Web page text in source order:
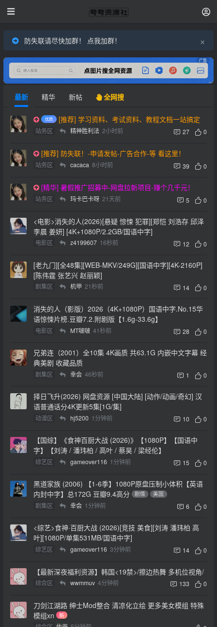
防失联请尽快加群！ 点我加群！ ×
广告
最新 精华 新帖 全网搜
[推荐] 学习资料、考试资料、教程文档一站搞定
站务区 精神胜利法 2小时前 27 0
[推荐] 防失联！-申请发帖-广告合作-等 看这里！
站务区 cacaca 8小时前 39 0
[精华] 暑假推广招募中-网盘拉新项目-赚个几千元！
站务区 玛卡巴卡呀 21天前 5 0
<电影>消失的人(2026)[悬疑 惊悚 犯罪][郑恺 刘浩存 邱泽
李晨 姜妍] [4K+1080P/2.2GB/国语中字]
电影区 z4199607 16秒前 12 0
[老九门][全48集][WEB-MKV/249G][国语中字][4K-2160P]
[陈伟霆 张艺兴 赵丽颖]
剧集区 机甲 21秒前 14 0
消失的人（影版）2026（4K+1080P）国语中字.No.15华
语惊悚片榜.豆瓣7.2.附剧版【1.6g-33.6g】
电影区 MT啵啵 41秒前 28 0
兄弟连（2001）全10集 4K画质 共63.1G 内嵌中文字幕 经
典美剧 收藏品质
剧集区 幸会 46秒前 1 0
择日飞升(2026) 网盘资源 [中国大陆] [动作/动画/奇幻] 汉
语普通话分4K更新5集[1G/集]
动漫区 hj5200 1分钟前 10 0
【国综】《食神百厨大战 (2026)》【1080P】【国语中
字】【刘涛 / 潘玮柏 / 高叶 / 蔡昊 / 梁经伦】
综艺区 gameover116 1分钟前 15 0
黑道家族 (2006) 【1-6季】1080P原盘压制小体积【英语
内封中字】总172G 豆瓣9.4高分
剧情 美国
剧集区 幸会 1分钟前 6 0
<综艺>食神·百厨大战 (2026)[竞技 美食][刘涛 潘玮柏 高
叶][1080P/单集531MB/国语中字]
综艺区 gameover116 3分钟前 14 0
【最新深夜福利资源】韩国<19禁>/擦边热舞 多机位视角/
综合区 wwmmuv 4分钟前 133 0
刀剑江湖路 绅士Mod整合 清凉化立绘 更多美女模组 特殊
模组xn
新